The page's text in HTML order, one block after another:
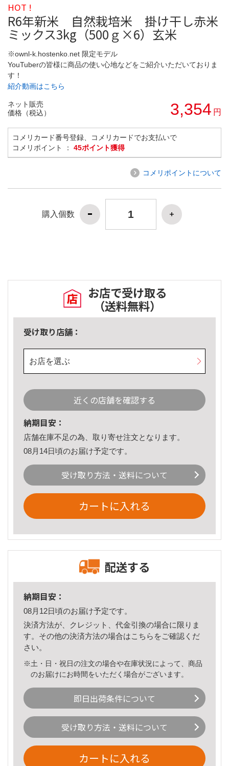
HOT !
R6年新米 自然栽培米 掛け干し赤米
ミックス3kg（500ｇ×6）玄米
※ownl-k.hostenko.net 限定モデル
YouTuberの皆様に商品の使い心地などをご紹介いただいておりま
す！
紹介動画はこちら
ネット販売
価格（税込）
3,354 円
コメリカード番号登録、コメリカードでお支払いで
コメリポイント ： 45ポイント獲得
コメリポイントについて
購入個数
お店で受け取る
（送料無料）
受け取り店舗：
お店を選ぶ
近くの店舗を確認する
納期目安：
店舗在庫不足の為、取り寄せ注文となります。
08月14日頃のお届け予定です。
受け取り方法・送料について
カートに入れる
配送する
納期目安：
08月12日頃のお届け予定です。
決済方法が、クレジット、代金引換の場合に限りま
す。その他の決済方法の場合はこちら をご確認くだ
さい。
※土・日・祝日の注文の場合や在庫状況によって、商品
のお届けにお時間をいただく場合がございます。
即日出荷条件について
受け取り方法・送料について
カートに入れる